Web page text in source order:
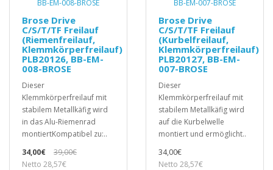
Brose Drive
C/S/T/TF Freilauf
(Riemenfreilauf,
Klemmkörperfreilauf)
PLB20126, BB-EM-
008-BROSE
Dieser
Klemmkörperfreilauf mit
stabilem Metallkäfig wird
in das Alu-Riemenrad
montiertKompatibel zu:..
34,00€
39,00€
Netto 28,57€
Brose Drive
C/S/T/TF Freilauf
(Kurbelfreilauf,
Klemmkörperfreilauf)
PLB20127, BB-EM-
007-BROSE
Dieser
Klemmkörperfreilauf mit
stabilem Metallkäfig wird
auf die Kurbelwelle
montiert und ermöglicht..
34,00€
Netto 28,57€